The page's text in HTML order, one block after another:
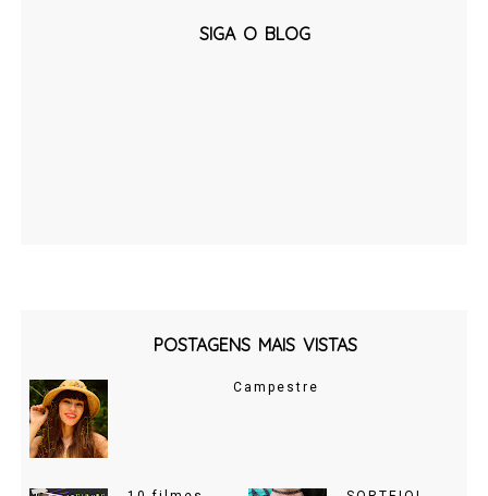
SIGA O BLOG
POSTAGENS MAIS VISTAS
Campestre